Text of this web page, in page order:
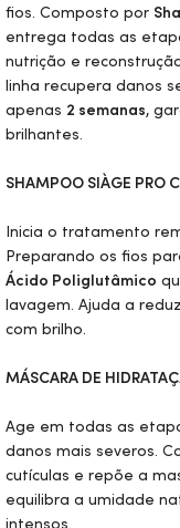
fios. Composto por
entrega todas as
nutrição e
linha recupera danos
apenas 2 semanas,
brilhantes.
SHAMPOO SIÀGE PRO
Inicia o tratamento
Preparando os fios
Ácido Poliglutâmico
lavagem. Ajuda a
com brilho.
MÁSCARA DE
Age em todas as
danos mais severos.
cutículas e repõe a
equilibra a umidade
intensos.